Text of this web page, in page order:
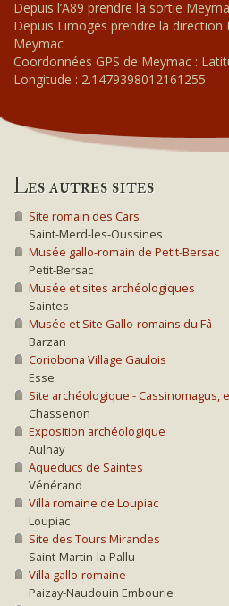
Depuis l’A89 prendre la sortie
Depuis Limoges prendre la direction
Meymac
Coordonnées GPS de Meymac :
Longitude : 2.1479398012161255
Les autres sites
Site romain des Cars
Saint-Merd-les-Oussines
Musée gallo-romain de Petit-Bersac
Petit-Bersac
Musée et sites archéologiques
Saintes
Musée et Site Gallo-romains du Fâ
Barzan
Coriobona Village Gaulois
Esse
Site archéologique - Cassinomagus,
Chassenon
Exposition archéologique
Aulnay
Aqueducs de Saintes
Vénérand
Villa romaine de Loupiac
Loupiac
Site des Tours Mirandes
Saint-Martin-la-Pallu
Villa gallo-romaine
Paizay-Naudouin Embourie